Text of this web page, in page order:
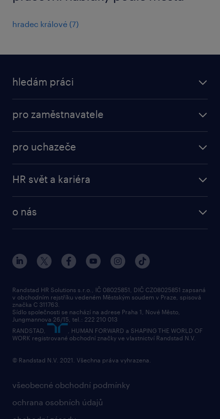
hradec králové (7)
hledám práci
práce v Amazon
vyberte si zaměstnavatele
pro zaměstnavatele
professional
pro uchazeče
HR svět a kariéra
karierní poradna
o nás
náš příbeh
tiskové zprávy
společenská odpovědnost
přidej se k nám
kontakty & pobočky
bezpečnostní politika
všeobecné obchodní podmínky
ochrana osobních údajů
Randstad HR Solutions s.r.o., IČ 08025851, DIČ CZ08025851 zapsaná
v obchodním rejstříku vedeném Městským soudem v Praze, spisová
značka C 311763.
Sídlo společnosti se nachází na adrese Praha 1, Nové Město,
Jungmannova 26/15, tel.: 222 210 013
RANDSTAD,
, HUMAN FORWARD a SHAPING THE WORLD OF
WORK registrované obchodní značky ve vlastnictví Randstad N.V.
© Randstad N.V. 2021. Všechna práva vyhrazena.